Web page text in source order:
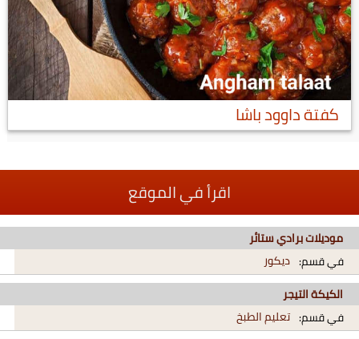
كفتة داوود باشا
اقرأ في الموقع
موديلات برادي ستائر
في قسم: ديكور
الكيكة التيجر
في قسم: تعليم الطبخ